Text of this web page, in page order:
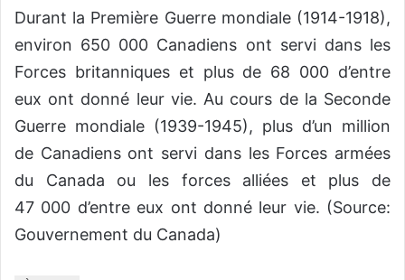
Durant la Première Guerre mondiale (1914-1918),
environ 650 000 Canadiens ont servi dans les
Forces britanniques et plus de 68 000 d’entre
eux ont donné leur vie. Au cours de la Seconde
Guerre mondiale (1939-1945), plus d’un million
de Canadiens ont servi dans les Forces armées
du Canada ou les forces alliées et plus de
47 000 d’entre eux ont donné leur vie. (Source:
Gouvernement du Canada)